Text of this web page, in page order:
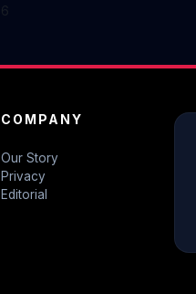
COMPANY
Our Story
Privacy
Editorial